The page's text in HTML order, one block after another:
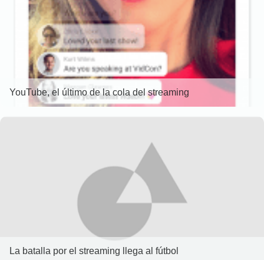
YouTube, el último de la cola del streaming
La batalla por el streaming llega al fútbol